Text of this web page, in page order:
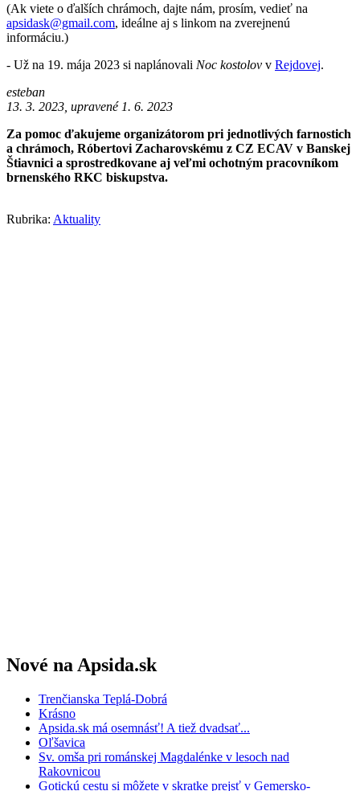
(Ak viete o ďalších chrámoch, dajte nám, prosím, vedieť na
apsidask@gmail.com, ideálne aj s linkom na zverejnenú
informáciu.)
- Už na 19. mája 2023 si naplánovali Noc kostolov v Rejdovej.
esteban
13. 3. 2023, upravené 1. 6. 2023
Za pomoc ďakujeme organizátorom pri jednotlivých farnostich
a chrámoch, Róbertovi Zacharovskému z CZ ECAV v Banskej
Štiavnici a sprostredkovane aj veľmi ochotným pracovníkom
brnenského RKC biskupstva.
Rubrika: Aktuality
Nové na Apsida.sk
Trenčianska Teplá-Dobrá
Krásno
Apsida.sk má osemnásť! A tiež dvadsať...
Oľšavica
Sv. omša pri románskej Magdalénke v lesoch nad
Rakovnicou
Gotickú cestu si môžete v skratke prejsť v Gemersko-